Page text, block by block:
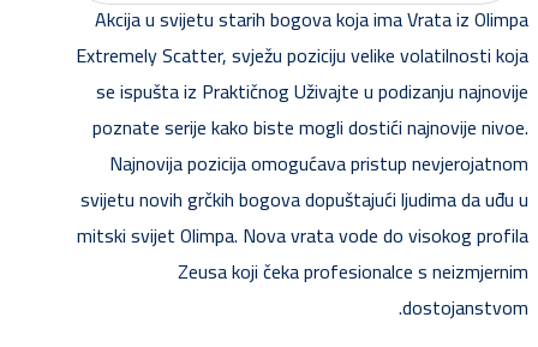
Akcija u svijetu starih bogova koja ima Vrata iz Olimpa
Extremely Scatter, svježu poziciju velike volatilnosti koja
se ispušta iz Praktičnog Uživajte u podizanju najnovije
poznate serije kako biste mogli dostići najnovije nivoe.
Najnovija pozicija omogućava pristup nevjerojatnom
svijetu novih grčkih bogova dopuštajući ljudima da uđu u
mitski svijet Olimpa. Nova vrata vode do visokog profila
Zeusa koji čeka profesionalce s neizmjernim
dostojanstvom.